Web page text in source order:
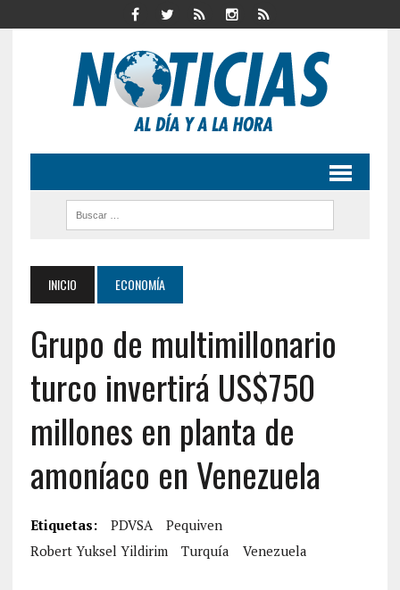
INICIO ECONOMÍA
Grupo de multimillonario
turco invertirá US$750
millones en planta de
amoníaco en Venezuela
Etiquetas: PDVSA
Pequiven
Robert Yuksel Yildirim
Turquía Venezuela